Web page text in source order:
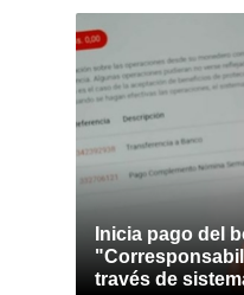
Inicia pago del
través de